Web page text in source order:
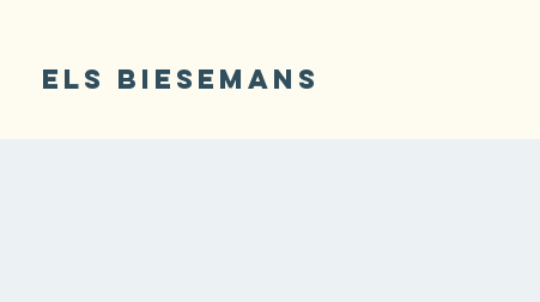
ELS BIESEMANS